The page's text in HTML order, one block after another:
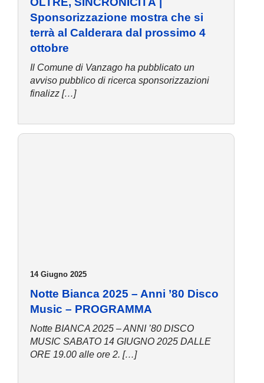
Sponsorizzazione mostra che si
terrà al Calderara dal prossimo 4
ottobre
Il Comune di Vanzago ha pubblicato un
avviso pubblico di ricerca sponsorizzazioni
finalizz […]
14 Giugno 2025
Notte Bianca 2025 – Anni ’80 Disco
Music – PROGRAMMA
Notte BIANCA 2025 – ANNI ’80 DISCO
MUSIC SABATO 14 GIUGNO 2025 DALLE
ORE 19.00 alle ore 2. […]